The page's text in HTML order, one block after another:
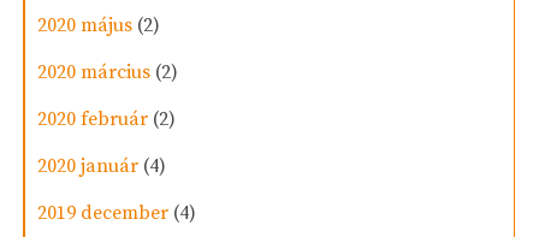
2020 május (2)
2020 március (2)
2020 február (2)
2020 január (4)
2019 december (4)